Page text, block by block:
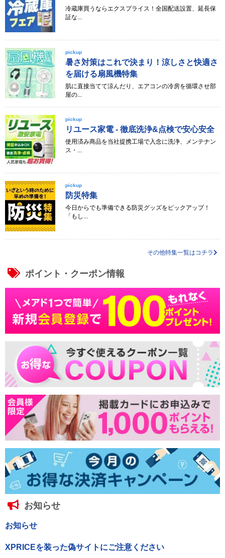
冷蔵庫買うならエクスプライス！全国配送設置、延長保
証な...
pickup
暑さ対策はこれで決まり！涼しさと快適さ
を届ける扇風機特集
肌に直接当てて涼んだり、エアコンの冷房を循環させ部
屋の...
pickup
リユース家電 - 徹底洗浄&点検で安心安全
使用済み商品を当社提携工場で入念に洗浄、メンテナン
ス・...
pickup
防災特集
今日からでも準備できる防災グッズをピックアップ！
「もし...
その他特集一覧はコチラ
ポイント・クーポン情報
お知らせ
お知らせ
XPRICEを装った偽サイトにご注意ください